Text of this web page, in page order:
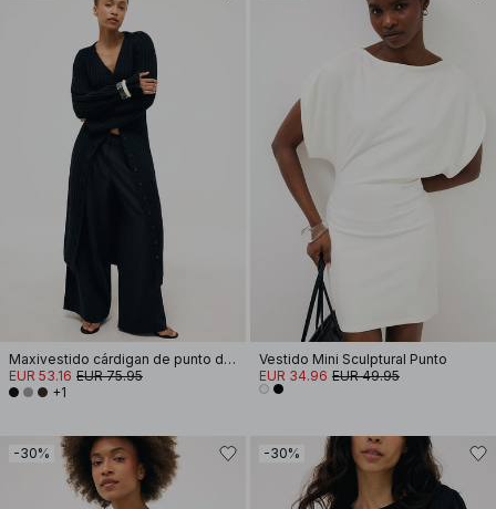
Maxivestido cárdigan de punto de mezcla de lana
EUR 53.16 EUR 75.95
+1
Vestido Mini Sculptural Punto
EUR 34.96 EUR 49.95
-30% -30%